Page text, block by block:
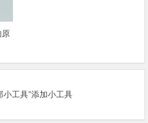
原
小工具”添加小工具